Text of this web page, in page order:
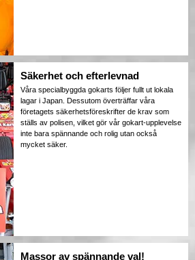
Säkerhet och efterlevnad
Våra specialbyggda gokarts följer fullt ut lokala
lagar i Japan. Dessutom överträffar våra
företagets säkerhetsföreskrifter de krav som
ställs av polisen, vilket gör vår gokart-upplevelse
inte bara spännande och rolig utan också
mycket säker.
Massor av spännande val!